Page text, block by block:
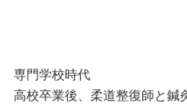
専門学校時代
高校卒業後、柔道整復師と鍼